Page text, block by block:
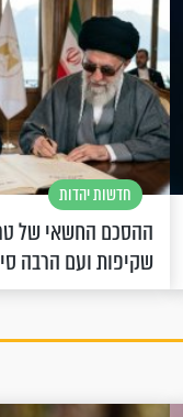
חדשות יהדות
ההסכם החשאי של
שקיפות ועם הרבה